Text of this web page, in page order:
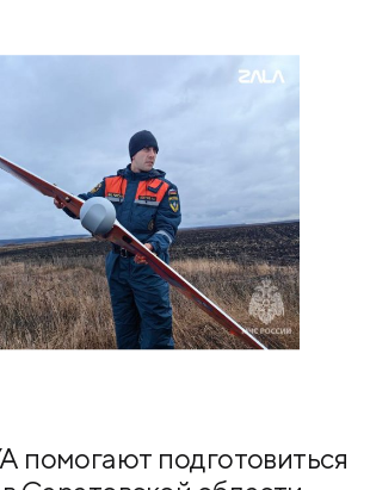
помогают подготовиться